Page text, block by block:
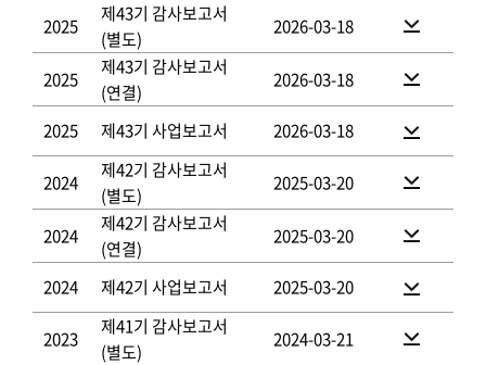
2025
제43기 감사보고서
(별도)
2026-03-18
2025
제43기 감사보고서
(연결)
2026-03-18
2025 제43기 사업보고서 2026-03-18
2024
제42기 감사보고서
(별도)
2025-03-20
2024
제42기 감사보고서
(연결)
2025-03-20
2024 제42기 사업보고서 2025-03-20
2023
제41기 감사보고서
(별도)
2024-03-21